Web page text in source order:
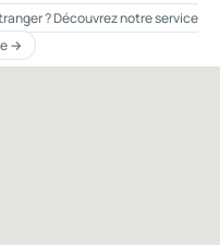
? Découvrez notre service
→